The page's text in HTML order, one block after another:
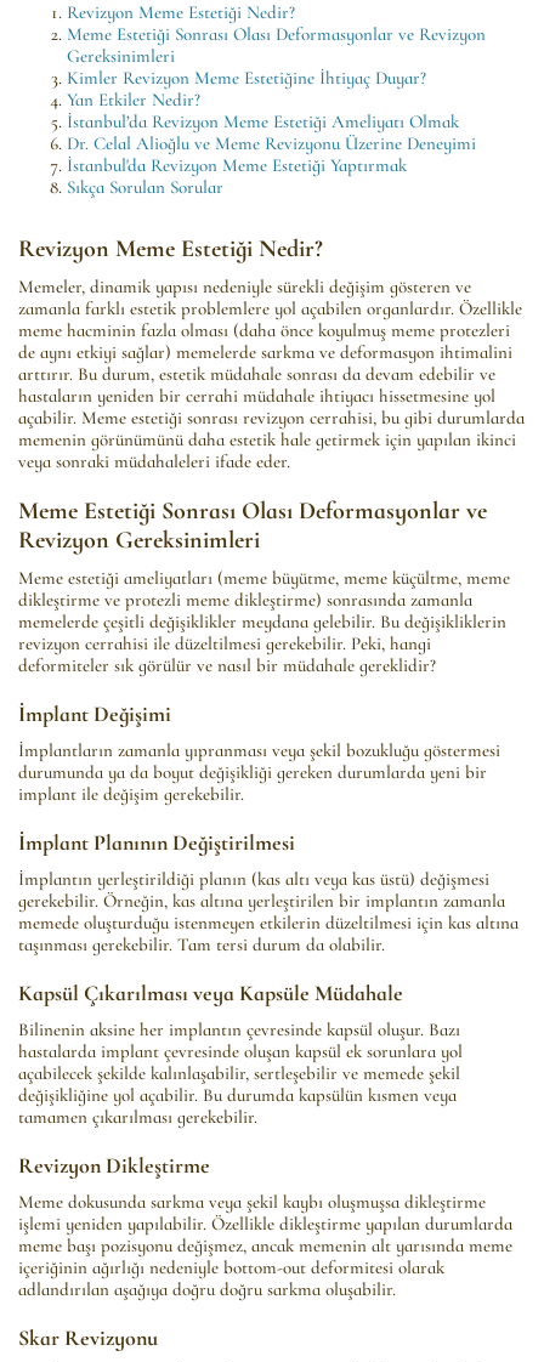
Revizyon Meme Estetiği Nedir?
Meme Estetiği Sonrası Olası Deformasyonlar ve Revizyon
Gereksinimleri
Kimler Revizyon Meme Estetiğine İhtiyaç Duyar?
Yan Etkiler Nedir?
İstanbul’da Revizyon Meme Estetiği Ameliyatı Olmak
Dr. Celal Alioğlu ve Meme Revizyonu Üzerine Deneyimi
İstanbul'da Revizyon Meme Estetiği Yaptırmak
Sıkça Sorulan Sorular
Revizyon Meme Estetiği Nedir?
Memeler, dinamik yapısı nedeniyle sürekli değişim gösteren ve
zamanla farklı estetik problemlere yol açabilen organlardır. Özellikle
meme hacminin fazla olması (daha önce koyulmuş meme protezleri
de aynı etkiyi sağlar) memelerde sarkma ve deformasyon ihtimalini
arttırır. Bu durum, estetik müdahale sonrası da devam edebilir ve
hastaların yeniden bir cerrahi müdahale ihtiyacı hissetmesine yol
açabilir. Meme estetiği sonrası revizyon cerrahisi, bu gibi durumlarda
memenin görünümünü daha estetik hale getirmek için yapılan ikinci
veya sonraki müdahaleleri ifade eder.
Meme Estetiği Sonrası Olası Deformasyonlar ve
Revizyon Gereksinimleri
Meme estetiği ameliyatları (meme büyütme, meme küçültme, meme
dikleştirme ve protezli meme dikleştirme) sonrasında zamanla
memelerde çeşitli değişiklikler meydana gelebilir. Bu değişikliklerin
revizyon cerrahisi ile düzeltilmesi gerekebilir. Peki, hangi
deformiteler sık görülür ve nasıl bir müdahale gereklidir?
İmplant Değişimi
İmplantların zamanla yıpranması veya şekil bozukluğu göstermesi
durumunda ya da boyut değişikliği gereken durumlarda yeni bir
implant ile değişim gerekebilir.
İmplant Planının Değiştirilmesi
İmplantın yerleştirildiği planın (kas altı veya kas üstü) değişmesi
gerekebilir. Örneğin, kas altına yerleştirilen bir implantın zamanla
memede oluşturduğu istenmeyen etkilerin düzeltilmesi için kas altına
taşınması gerekebilir. Tam tersi durum da olabilir.
Kapsül Çıkarılması veya Kapsüle Müdahale
Bilinenin aksine her implantın çevresinde kapsül oluşur. Bazı
hastalarda implant çevresinde oluşan kapsül ek sorunlara yol
açabilecek şekilde kalınlaşabilir, sertleşebilir ve memede şekil
değişikliğine yol açabilir. Bu durumda kapsülün kısmen veya
tamamen çıkarılması gerekebilir.
Revizyon Dikleştirme
Meme dokusunda sarkma veya şekil kaybı oluşmuşsa dikleştirme
işlemi yeniden yapılabilir. Özellikle dikleştirme yapılan durumlarda
meme başı pozisyonu değişmez, ancak memenin alt yarısında meme
içeriğinin ağırlığı nedeniyle bottom-out deformitesi olarak
adlandırılan aşağıya doğru doğru sarkma oluşabilir.
Skar Revizyonu